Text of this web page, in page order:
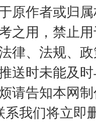
原作者或归
之用，禁止
律、法规、
送时未能及
请告知本网
系我们将立即